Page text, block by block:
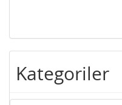
Kategoriler